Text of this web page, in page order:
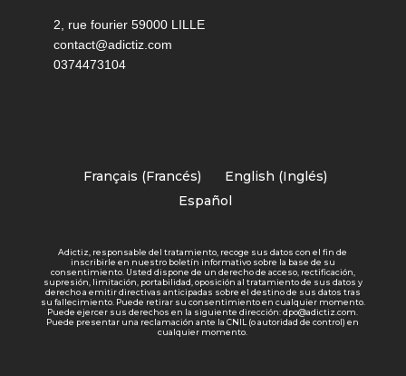
2, rue fourier 59000 LILLE
contact@adictiz.com
0374473104
Français (Francés) English (Inglés)
Español
Adictiz, responsable del tratamiento, recoge sus datos con el fin de
inscribirle en nuestro boletín informativo sobre la base de su
consentimiento. Usted dispone de un derecho de acceso, rectificación,
supresión, limitación, portabilidad, oposición al tratamiento de sus datos y
derecho a emitir directivas anticipadas sobre el destino de sus datos tras
su fallecimiento. Puede retirar su consentimiento en cualquier momento.
Puede ejercer sus derechos en la siguiente dirección: dpo@adictiz.com.
Puede presentar una reclamación ante la CNIL (o autoridad de control) en
cualquier momento.